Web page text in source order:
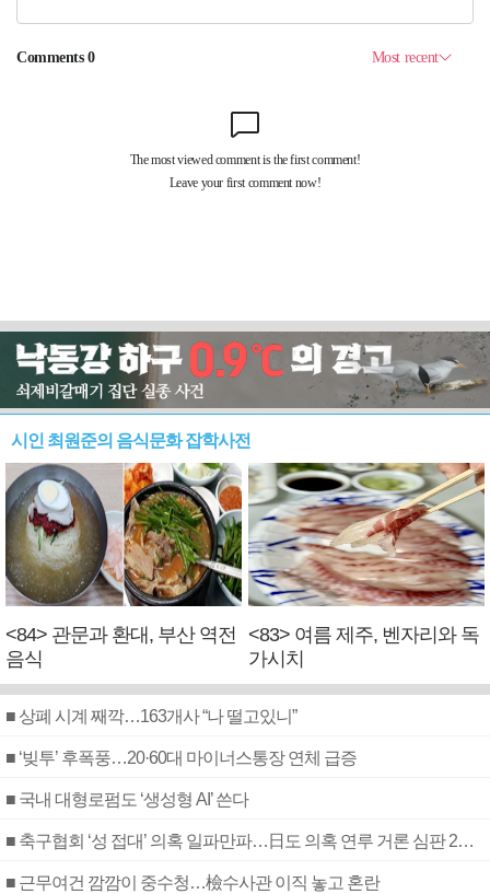
시인 최원준의 음식문화 잡학사전
<84> 관문과 환대, 부산 역전
음식
<83> 여름 제주, 벤자리와 독
가시치
■ 상폐 시계 째깍…163개사 “나 떨고있니”
■ ‘빚투’ 후폭풍…20·60대 마이너스통장 연체 급증
■ 국내 대형로펌도 ‘생성형 AI’ 쓴다
■ 축구협회 ‘성 접대’ 의혹 일파만파…日도 의혹 연루 거론 심판 2명 조사
■ 근무여건 깜깜이 중수청…檢수사관 이직 놓고 혼란